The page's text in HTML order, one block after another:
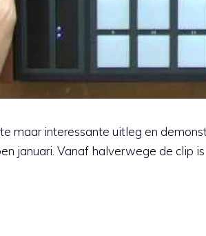
maar interessante uitleg en
januari. Vanaf halverwege de clip